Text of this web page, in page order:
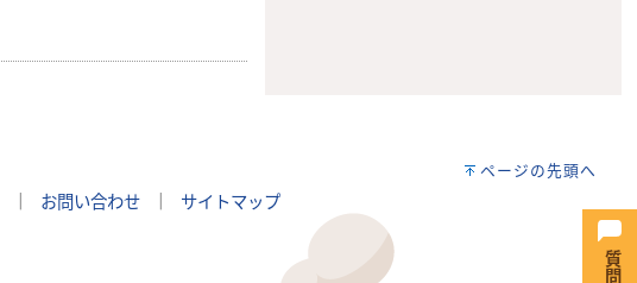
ページの先頭へ
お問い合わせ サイトマップ